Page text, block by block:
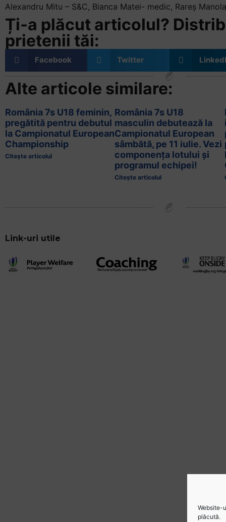
Website-
plăcută.
Alexandru Mitu – S&C, Bianca Matei- medic, Rareș
Ți-a plăcut articolul?
prietenii tăi:
Facebook Twitter
Alte articole similare:
România 7s U18 feminin,
pregătită pentru debutul
la Campionatul European
Championship
Citește articolul
România 7s U18
masculin debutează la
Campionatul European
sâmbătă, pe 11 iulie. Vezi
componența lotului și
programul echipei!
Citește articolul
Link-uri utile